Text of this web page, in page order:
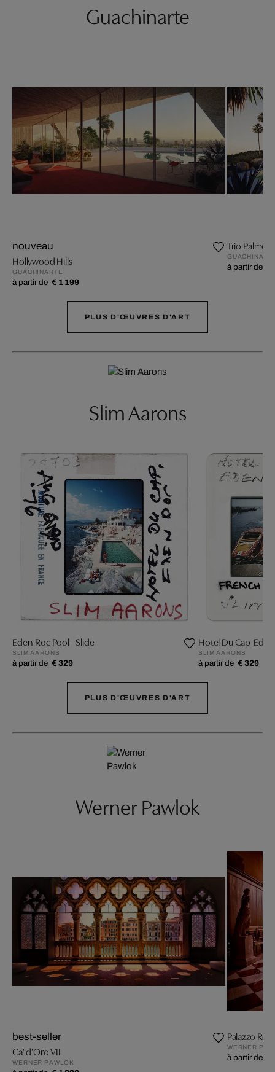
Guachinarte
nouveau
Hollywood Hills
GUACHINARTE
à partir de € 1 199
Trio Palmeira
à partir de
PLUS D'ŒUVRES D'ART
Slim Aarons
Eden-Roc Pool - Slide
SLIM AARONS
à partir de € 329
Hotel Du Cap-
SLIM AARONS
à partir de € 329
PLUS D'ŒUVRES D'ART
Werner Pawlok
best-seller
Ca' d'Oro VII
WERNER PAWLOK
Palazzo
WERNER
à partir de